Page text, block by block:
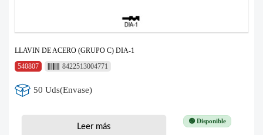
LLAVIN DE ACERO (GRUPO C) DIA-1
540807
8422513004771
50 Uds(Envase)
🟢 Disponible
Leer más